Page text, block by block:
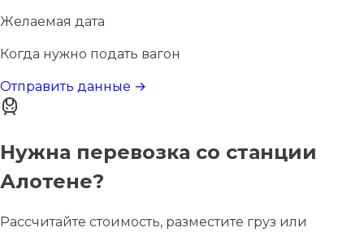
Желаемая дата
Когда нужно подать вагон
Отправить данные →
Нужна перевозка со станции
Алотене?
Рассчитайте стоимость, разместите груз или